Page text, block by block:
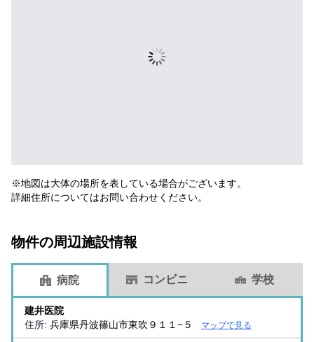
※地図は大体の場所を表している場合がございます。
詳細住所についてはお問い合わせください。
物件の周辺施設情報
病院 コンビニ 学校
建井医院
住所: 兵庫県丹波篠山市東吹９１１−５ マップで見る